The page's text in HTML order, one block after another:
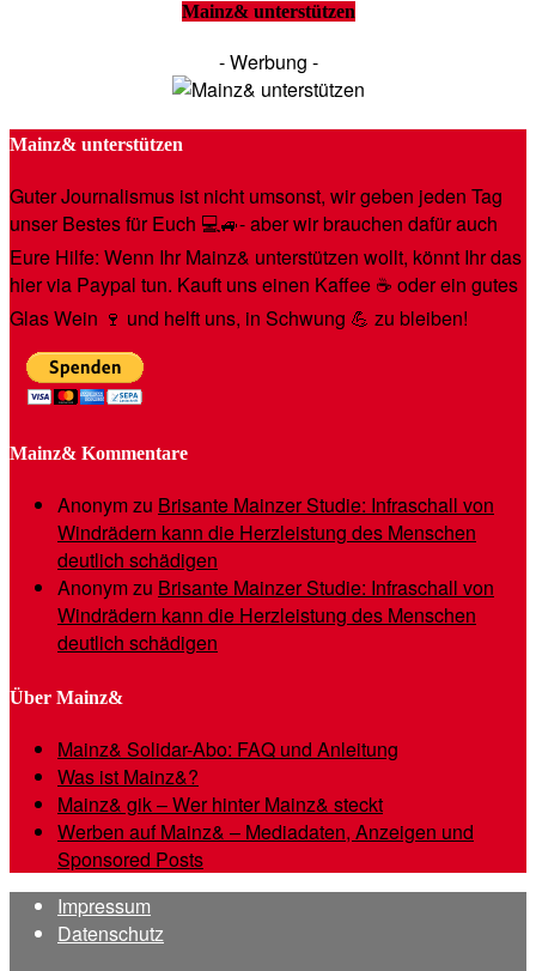
Mainz& unterstützen
- Werbung -
Mainz& unterstützen
Guter Journalismus ist nicht umsonst, wir geben jeden Tag
unser Bestes für Euch 💻🚙- aber wir brauchen dafür auch
Eure Hilfe: Wenn Ihr Mainz& unterstützen wollt, könnt Ihr das
hier via Paypal tun. Kauft uns einen Kaffee ☕️ oder ein gutes
Glas Wein 🍷 und helft uns, in Schwung 💪 zu bleiben!
Mainz& Kommentare
Anonymzu Brisante Mainzer Studie: Infraschall von
Windrädern kann die Herzleistung des Menschen
deutlich schädigen
Anonymzu Brisante Mainzer Studie: Infraschall von
Windrädern kann die Herzleistung des Menschen
deutlich schädigen
Über Mainz&
Mainz& Solidar-Abo: FAQ und Anleitung
Was ist Mainz&?
Mainz& gik – Wer hinter Mainz& steckt
Werben auf Mainz& – Mediadaten, Anzeigen und
Sponsored Posts
Impressum
Datenschutz